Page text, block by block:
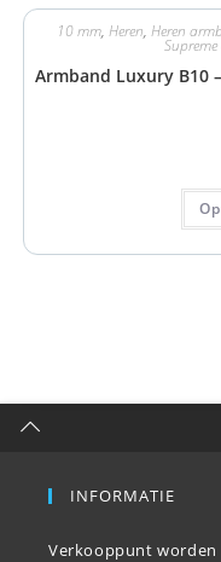
10 mm, Heren, Heren
Armband Luxury B10
INFORMATIE
Verkooppunt worden